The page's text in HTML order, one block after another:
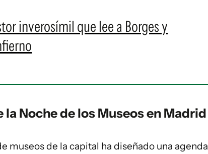
inverosímil que lee a Borges y
Noche de los Museos en Madrid
museos de la capital ha diseñado una agenda